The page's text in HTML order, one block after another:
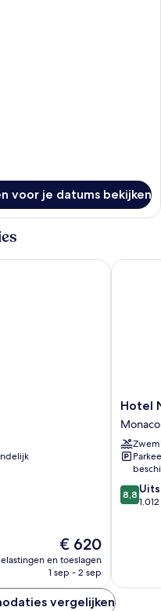
voor je datums bekijken
De
prijs
is
€ 620
en toeslagen
1 sep - 2 sep
Hotel
Novotel
Monte
Carlo
Monaco
Hotel
Monaco
8.8
van
8,8
Hotel
vergelijken